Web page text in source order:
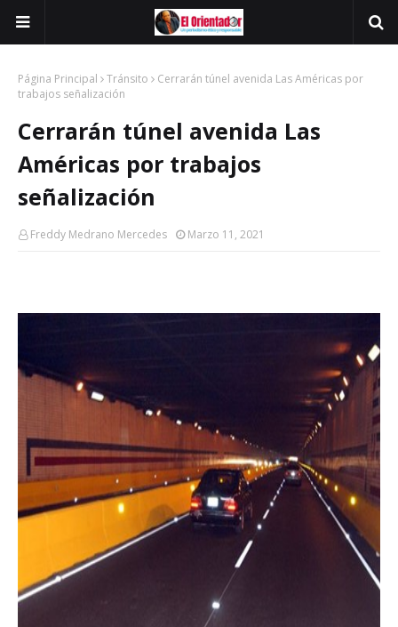
Página Principal Tránsito
Cerrarán túnel avenida Las Américas por
trabajos señalización
Cerrarán túnel avenida Las
Américas por trabajos
señalización
Freddy Medrano Mercedes Marzo 11, 2021